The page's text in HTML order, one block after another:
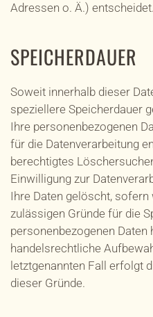
Adressen o. Ä.) entscheidet.
SPEICHERDAUER
Soweit innerhalb dieser
speziellere Speicherdauer
Ihre personenbezogenen
für die Datenverarbeitung
berechtigtes
Einwilligung zur
Ihre Daten gelöscht,
zulässigen Gründe für die
personenbezogenen Daten
handelsrechtliche
letztgenannten Fall erfolgt
dieser Gründe.